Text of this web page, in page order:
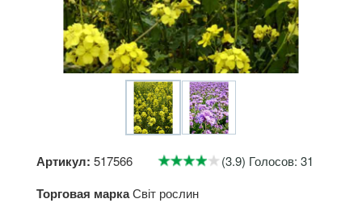
Артикул: 517566 (3.9) Голосов: 31
Торговая маркаСвіт рослин